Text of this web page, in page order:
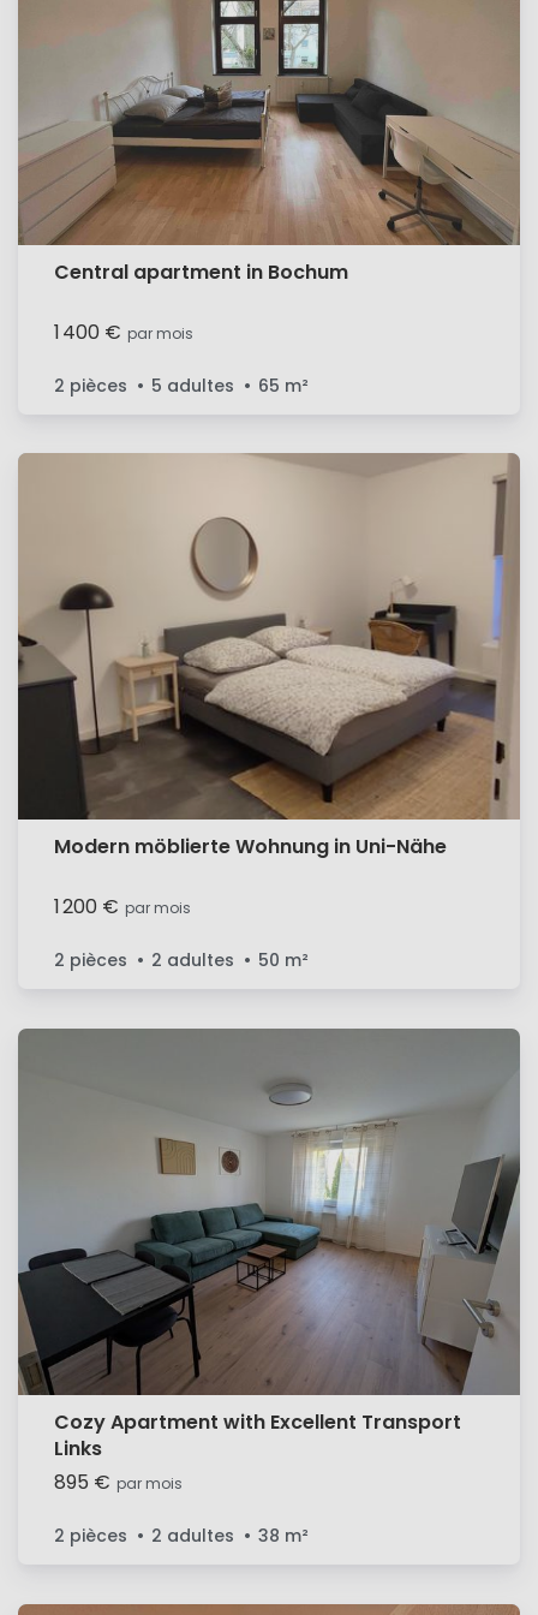
Central apartment in Bochum
1 400 € par mois
2 pièces 5 adultes 65 m²
Modern möblierte Wohnung in Uni-Nähe
1 200 € par mois
2 pièces 2 adultes 50 m²
Cozy Apartment with Excellent Transport
Links
895 € par mois
2 pièces 2 adultes 38 m²